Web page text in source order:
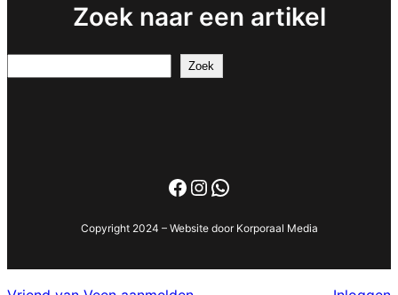
Zoek naar een artikel
Zoek
Facebook
Instagram
WhatsApp
Copyright 2024 – Website door Korporaal Media